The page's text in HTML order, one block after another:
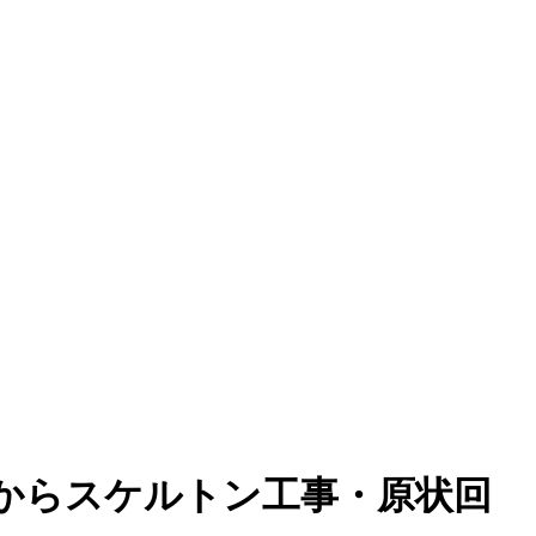
らスケルトン工事・原状回